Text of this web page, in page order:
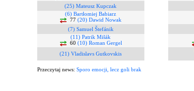
(25) Mateusz Kupczak
(6) Bartłomiej Babiarz
77 (20) Dawid Nowak
(7) Samuel Štefánik
(11) Patrik Mišák
60 (10) Roman Gergel
(21) Vladislavs Gutkovskis
Przeczytaj news: Sporo emocji, lecz goli brak